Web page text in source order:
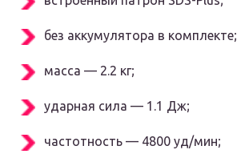
без аккумулятора в комплекте;
масса — 2.2 кг;
ударная сила — 1.1 Дж;
частотность — 4800 уд/мин;